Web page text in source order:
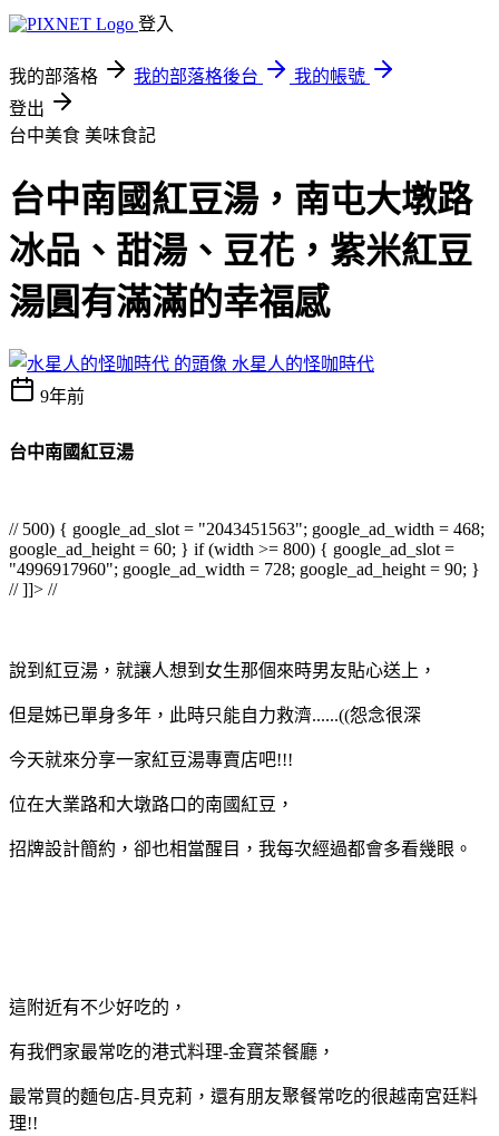
登入
我的部落格 我的部落格後台
我的帳號
登出
台中美食 美味食記
台中南國紅豆湯，南屯大墩路
冰品、甜湯、豆花，紫米紅豆
湯圓有滿滿的幸福感
水星人的怪咖時代
9年前
台中南國紅豆湯
// 500) { google_ad_slot = "2043451563"; google_ad_width = 468;
google_ad_height = 60; } if (width >= 800) { google_ad_slot =
"4996917960"; google_ad_width = 728; google_ad_height = 90; }
// ]]> //
說到紅豆湯，就讓人想到女生那個來時男友貼心送上，
但是姊已單身多年，此時只能自力救濟......((怨念很深
今天就來分享一家紅豆湯專賣店吧!!!
位在大業路和大墩路口的南國紅豆，
招牌設計簡約，卻也相當醒目，我每次經過都會多看幾眼。
這附近有不少好吃的，
有我們家最常吃的港式料理-金寶茶餐廳，
最常買的麵包店-貝克莉，還有朋友聚餐常吃的很越南宮廷料
理!!